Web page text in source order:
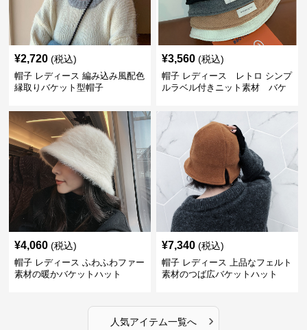
¥2,720 (税込)
帽子 レディース 編み込み風配色
縁取りバケット型帽子
¥3,560 (税込)
帽子 レディース レトロ シンプ
ルラベル付きニット素材 バケ
¥4,060 (税込)
帽子 レディース ふわふわファー
素材の暖かバケットハット
¥7,340 (税込)
帽子 レディース 上品なフェルト
素材のつば広バケットハット
人気アイテム一覧へ ›